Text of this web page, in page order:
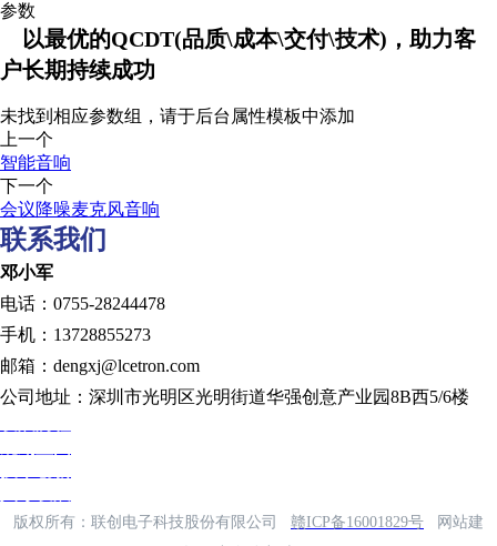
参数
以最优的QCDT(品质\成本\交付\技术)，助力客
户长期持续成功
未找到相应参数组，请于后台属性模板中添加
上一个
智能音响
下一个
会议降噪麦克风音响
联系我们
邓小军
电话：0755-28244478
手机：13728855273
邮箱：dengxj@lcetron.com
公司地址：深圳市光明区光明街道华强创意产业园8B西5/6楼
版权所有：联创电子科技股份有限公司 赣ICP备16001829号 网站建